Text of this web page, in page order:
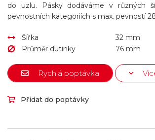
do uzlu. Pásky dodáváme v různých
pevnostních kategoriích s max. pevností
Šířka
32 mm
Průměr dutinky
76 mm
Rychlá poptávka
Přidat do poptávky